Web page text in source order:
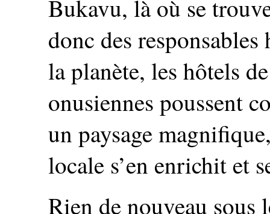
Bukavu, là où se
donc des
la planète, les hôtels
onusiennes poussent
un paysage
locale s’en enrichit et
Rien de nouveau